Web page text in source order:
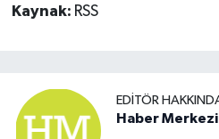
Kaynak: RSS
EDITÖR
Haber Merkezi